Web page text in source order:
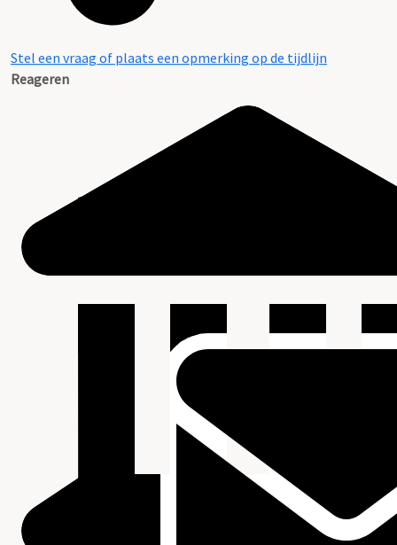
Stel een vraag of plaats een opmerking op de tijdlijn
Reageren